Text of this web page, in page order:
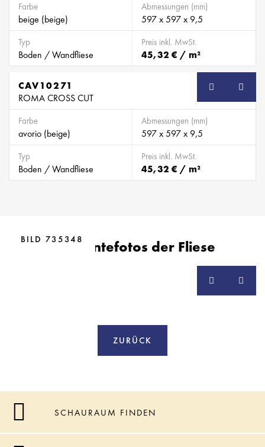
Farbe
beige (beige)
Abmessungen (mm)
597 x 597 x 9,5
Typ
Boden / Wandfliese
Preis inkl. MwSt.
45,32 € / m²
CAV10271
ROMA CROSS CUT
Farbe
avorio (beige)
Abmessungen (mm)
597 x 597 x 9,5
Typ
Boden / Wandfliese
Preis inkl. MwSt.
45,32 € / m²
Ambientefotos der Fliese
BILD 735348
ZURÜCK
SCHAURAUM FINDEN